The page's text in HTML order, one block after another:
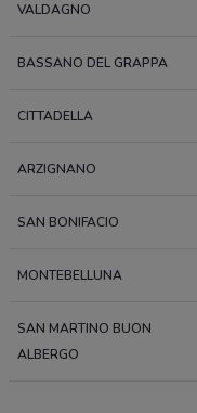
VALDAGNO
BASSANO DEL GRAPPA
CITTADELLA
ARZIGNANO
SAN BONIFACIO
MONTEBELLUNA
SAN MARTINO BUON
ALBERGO